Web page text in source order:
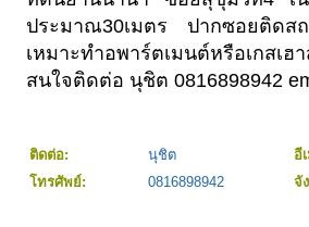
ประมาณ30เมตร ปากซอยติดสถ
เหมาะทำอพาร์ตเมนต์หรือเกสเ
สนใจติดต่อ นุชิต 0816898942
ติดต่อ: นุชิต
อี
โทรศัพย์:
0816898942 จั